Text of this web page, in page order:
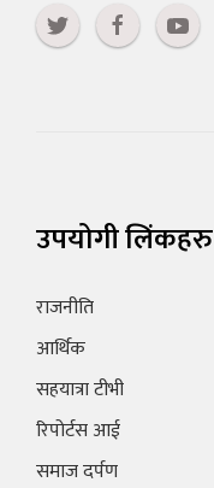
उपयोगी लिंकहरु
राजनीति
आर्थिक
सहयात्रा टीभी
रिपोर्टस आई
समाज दर्पण